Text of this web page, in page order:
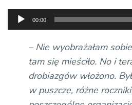
Odtwarzacz
plików
dźwiękowych
00:00
– Nie wyobrażałam
tam się mieściło. No i
drobiazgów włożono.
w puszcze, różne